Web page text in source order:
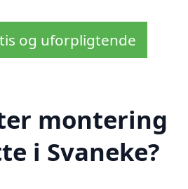
og uforpligtende
montering
i Svaneke?